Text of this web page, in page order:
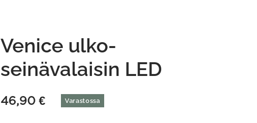
Venice ulko-
seinävalaisin LED
46,90 € Varastossa